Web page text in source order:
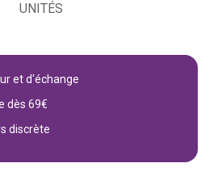
UNITÉS
et d'échange
dès 69€
discrète